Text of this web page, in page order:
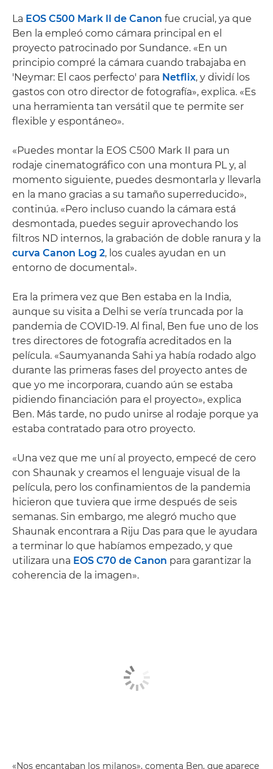
La EOS C500 Mark II de Canon fue crucial, ya que
Ben la empleó como cámara principal en el
proyecto patrocinado por Sundance. «En un
principio compré la cámara cuando trabajaba en
'Neymar: El caos perfecto' para Netflix, y dividí los
gastos con otro director de fotografía», explica. «Es
una herramienta tan versátil que te permite ser
flexible y espontáneo».
«Puedes montar la EOS C500 Mark II para un
rodaje cinematográfico con una montura PL y, al
momento siguiente, puedes desmontarla y llevarla
en la mano gracias a su tamaño superreducido»,
continúa. «Pero incluso cuando la cámara está
desmontada, puedes seguir aprovechando los
filtros ND internos, la grabación de doble ranura y la
curva Canon Log 2, los cuales ayudan en un
entorno de documental».
Era la primera vez que Ben estaba en la India,
aunque su visita a Delhi se vería truncada por la
pandemia de COVID-19. Al final, Ben fue uno de los
tres directores de fotografía acreditados en la
película. «Saumyananda Sahi ya había rodado algo
durante las primeras fases del proyecto antes de
que yo me incorporara, cuando aún se estaba
pidiendo financiación para el proyecto», explica
Ben. Más tarde, no pudo unirse al rodaje porque ya
estaba contratado para otro proyecto.
«Una vez que me uní al proyecto, empecé de cero
con Shaunak y creamos el lenguaje visual de la
película, pero los confinamientos de la pandemia
hicieron que tuviera que irme después de seis
semanas. Sin embargo, me alegró mucho que
Shaunak encontrara a Riju Das para que le ayudara
a terminar lo que habíamos empezado, y que
utilizara una EOS C70 de Canon para garantizar la
coherencia de la imagen».
«Nos encantaban los milanos», comenta Ben, que aparece